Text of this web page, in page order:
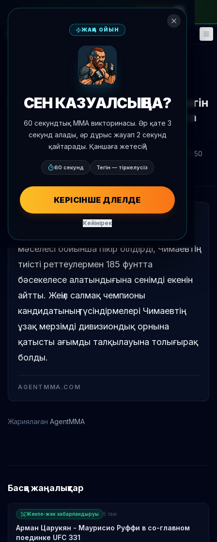
🎮 Фэнтези Оқиғалар
Жаңалықтар
Царукян сенімді Чимаевтің килегін
реттеулермен орта салмақта
сақтай алатындығына
, 15:50
AgentMMA.com
ҚЫСҚАША
Арман Царукян Хамзат Чимаевтің килегі
мәселесі бойынша пікір білдірді, Чимаевтің
тиісті реттеулермен 185 фунтта
бәсекелесе алатындығына сенімді екенін
айтты. Жеңіл салмақ чемпионы
кандидатының түсіндірмелері Чимаевтің
ұзақ мерзімді дивизиондық орнына
қатысты ағымды талқылауына толығырақ
болды.
AGENTMMA.COM
Жариялаған AgentMMA
Басқа жаңалықтар
Жекпе-жек хабарландыруы 5 там.
Арман Царукян - Маурисио Руффи в со-главном
поединке UFC 331
ЖАҢА ОЙЫН
СЕН КАЗУАЛСЫҢ БА?
60 секундтық MMA викторинасы. Әр қате 3
секунд алады, әр дұрыс жауап 2 секунд
қайтарады. Қаншаға жетесің?
60 секунд Тегін — тіркелусіз
КЕРІСІНШЕ ДӘЛЕЛДЕ
Кейінірек